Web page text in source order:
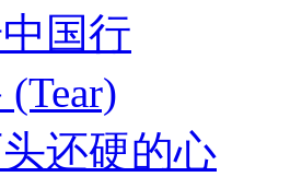
国行
还硬的心